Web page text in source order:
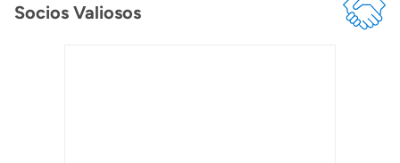
Socios Valiosos